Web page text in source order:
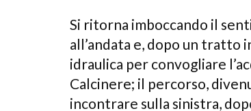
Si ritorna imboccando il
all’andata e, dopo un tratto
idraulica per convogliare
Calcinere; il percorso,
incontrare sulla sinistra,